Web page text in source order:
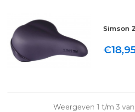
Simson
Weergeven 1 t/m 3